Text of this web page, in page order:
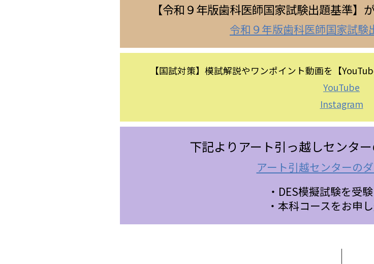
【令和９年版歯科医師国家試験出題基準】
令和９年版歯科医師国家試験
【国試対策】模試解説やワンポイント動画を【
YouTube
Instagram
下記よりアート引っ越しセンタ
アート引越センターの
・DES模擬試験を受
・本科コースをお申